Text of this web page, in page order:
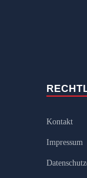
Kontakt
Impressum